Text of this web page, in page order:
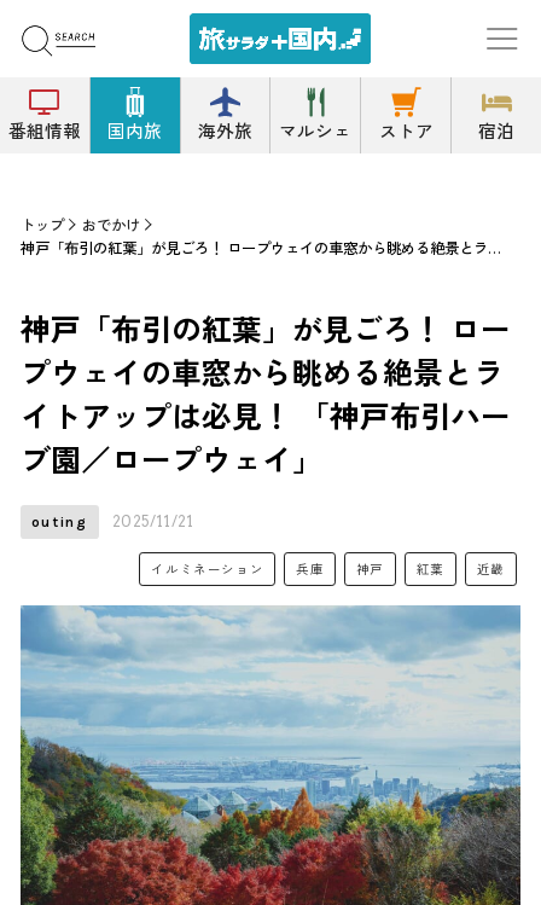
番組情報 国内旅 海外旅 マルシェ ストア 宿泊
トップ
おでかけ
神戸「布引の紅葉」が見ごろ！ ロープウェイの車窓から眺める絶景とライトアップは必見！ 「神戸布引ハーブ園／ロープウェイ」
神戸「布引の紅葉」が見ごろ！ ロー
プウェイの車窓から眺める絶景とラ
イトアップは必見！ 「神戸布引ハー
ブ園／ロープウェイ」
outing 2025/11/21
イルミネーション 兵庫 神戸 紅葉 近畿